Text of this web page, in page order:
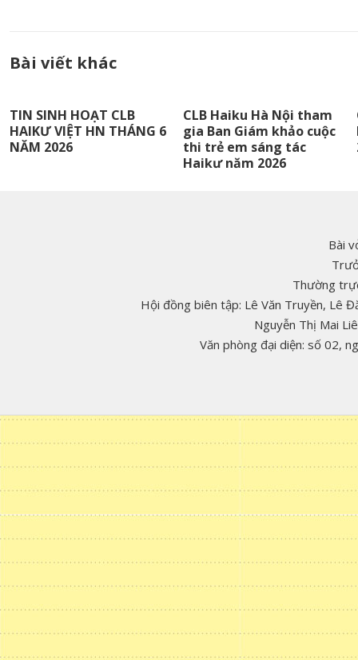
Bài viết khác
TIN SINH HOẠT CLB
HAIKƯ VIỆT HN THÁNG 6
NĂM 2026
CLB Haiku Hà Nội tham
gia Ban Giám khảo cuộc
thi trẻ em sáng tác
Haikư năm 2026
Bài
Thường
Hội đồng biên tập: Lê Văn Truyền, Lê
Nguyễn Thị Mai
Văn phòng đại diện: số 02,